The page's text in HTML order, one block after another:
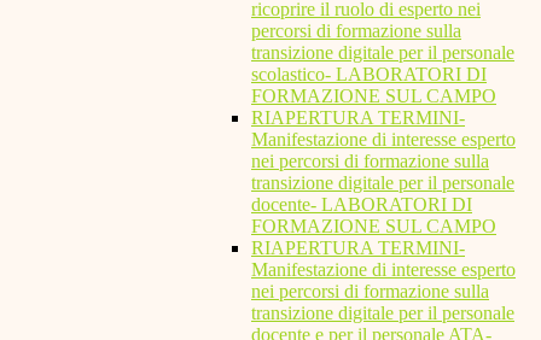
ricoprire il ruolo di esperto nei
percorsi di formazione sulla
transizione digitale per il personale
scolastico- LABORATORI DI
FORMAZIONE SUL CAMPO
RIAPERTURA TERMINI-
Manifestazione di interesse esperto
nei percorsi di formazione sulla
transizione digitale per il personale
docente- LABORATORI DI
FORMAZIONE SUL CAMPO
RIAPERTURA TERMINI-
Manifestazione di interesse esperto
nei percorsi di formazione sulla
transizione digitale per il personale
docente e per il personale ATA-